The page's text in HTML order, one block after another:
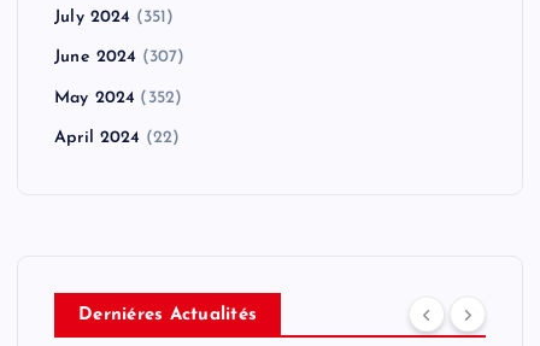
July 2024 (351)
June 2024 (307)
May 2024 (352)
April 2024 (22)
Derniéres Actualités